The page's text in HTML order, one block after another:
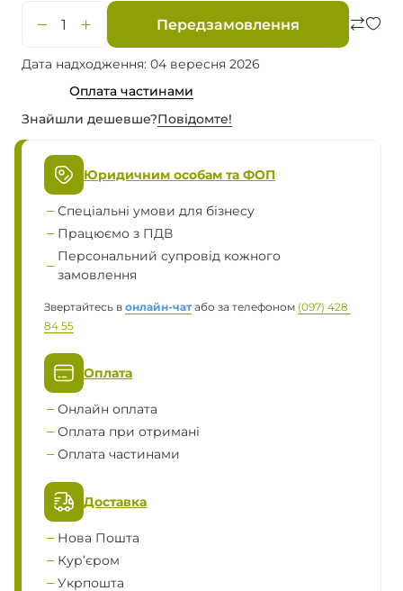
Передзамовлення
Дата надходження: 04 вересня 2026
Оплата частинами
Знайшли дешевше?Повiдомте!
Юридичним особам та ФОП
Спеціальні умови для бізнесу
Працюємо з ПДВ
Персональний супровід кожного
замовлення
Звертайтесь в онлайн-чат або за телефоном (097) 428
84 55
Оплата
Онлайн оплата
Оплата при отримані
Оплата частинами
Доставка
Нова Пошта
Кур’єром
Укрпошта